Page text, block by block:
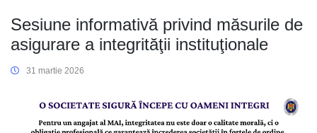
Sesiune informativă privind măsurile de
asigurare a integrităţii instituţionale
31 martie 2026